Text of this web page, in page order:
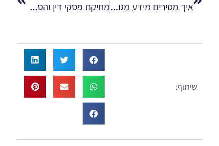
איך מסירים מידע מגוגל? מחיקת פסקי דין והסרת משפטים מהרשת
שיתוף: